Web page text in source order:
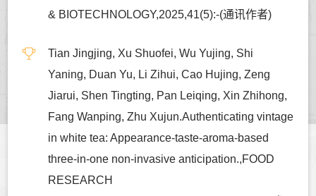
& BIOTECHNOLOGY,2025,41(5):-(通讯作者)
Tian Jingjing, Xu Shuofei, Wu Yujing, Shi
Yaning, Duan Yu, Li Zihui, Cao Hujing, Zeng
Jiarui, Shen Tingting, Pan Leiqing, Xin Zhihong,
Fang Wanping, Zhu Xujun.Authenticating vintage
in white tea: Appearance-taste-aroma-based
three-in-one non-invasive anticipation.,FOOD
RESEARCH